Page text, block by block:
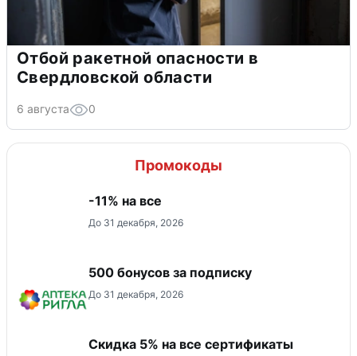
Отбой ракетной опасности в
Свердловской области
6 августа 0
Промокоды
-11% на все
До 31 декабря, 2026
500 бонусов за подписку
До 31 декабря, 2026
Скидка 5% на все сертификаты